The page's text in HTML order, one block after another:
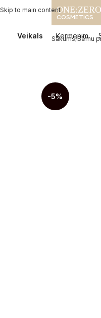
Skip to main contentONE:ZERO
COSMETICS
Veikals Ķermenim
Sākums Bērnu
-5%